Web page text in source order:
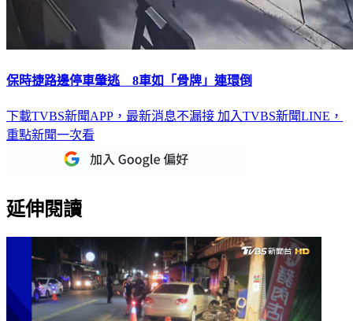
保時捷路邊停車肇逃 8車如「骨牌」連環倒
下載TVBS新聞APP，最新消息不漏接 加入TVBS新聞LINE，
重點新聞一次看
延伸閱讀